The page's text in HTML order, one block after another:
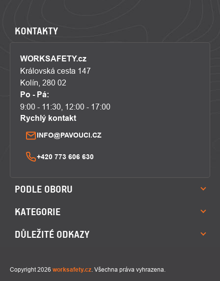
KONTAKTY
WORKSAFETY.cz
Královská cesta 147
Kolín, 280 02
Po - Pá:
9:00 - 11:30, 12:00 - 17:00
Rychlý kontakt
INFO@PAVOUCI.CZ
+420 773 606 630
PODLE OBORU
KATEGORIE
DŮLEŽITÉ ODKAZY
Copyright 2026 worksafety.cz. Všechna práva vyhrazena.